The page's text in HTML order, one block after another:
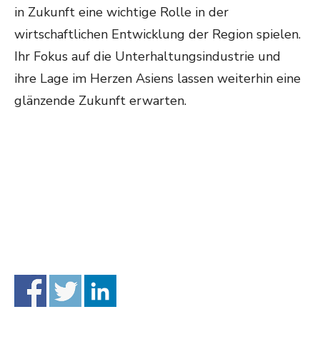
in Zukunft eine wichtige Rolle in der
wirtschaftlichen Entwicklung der Region spielen.
Ihr Fokus auf die Unterhaltungsindustrie und
ihre Lage im Herzen Asiens lassen weiterhin eine
glänzende Zukunft erwarten.